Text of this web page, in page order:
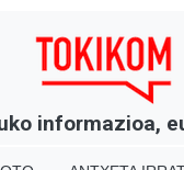
informazioa,